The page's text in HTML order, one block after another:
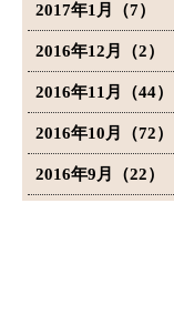
2017年1月（7）
2016年12月（2）
2016年11月（44）
2016年10月（72）
2016年9月（22）